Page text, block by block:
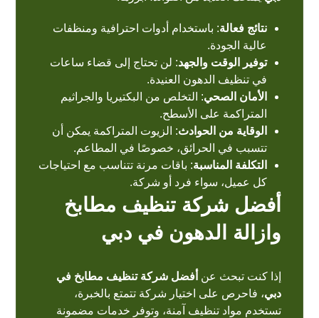
نتائج فعالة: باستخدام أدوات احترافية ومنظفات
عالية الجودة.
توفير الوقت والجهد: لن تحتاج إلى قضاء ساعات
في تنظيف الدهون العنيدة.
الأمان الصحي: التخلص من البكتيريا والجراثيم
المتراكمة على الأسطح.
الوقاية من الحوادث: الزيوت المتراكمة يمكن أن
تتسبب في الحرائق، خصوصًا في المطاعم.
التكلفة المناسبة: باقات مرنة تتناسب مع احتياجات
كل عميل، سواء فرد أو شركة.
أفضل شركة تنظيف مطابخ
وازالة الدهون في دبي
إذا كنت تبحث عن أفضل شركة تنظيف مطابخ في
دبي، فاحرص على اختيار شركة تتمتع بالخبرة،
تستخدم مواد تنظيف آمنة، وتوفر خدمات مضمونة